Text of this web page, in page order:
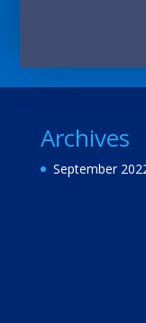
Archives
September